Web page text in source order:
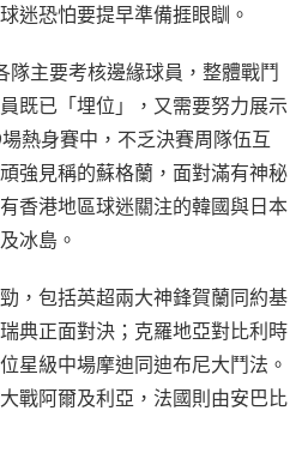
迷恐怕要提早準備捱眼瞓。
隊主要考核邊緣球員，整體戰鬥
既已「埋位」，又需要努力展示
熱身賽中，不乏決賽周隊伍互
強見稱的蘇格蘭，面對滿有神秘
香港地區球迷關注的韓國與日本
冰島。
，包括英超兩大神鋒賀蘭同約基
典正面對決；克羅地亞對比利時
星級中場摩迪同迪布尼大鬥法。
戰阿爾及利亞，法國則由安巴比